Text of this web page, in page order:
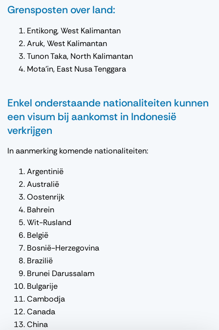
Grensposten over land:
Entikong, West Kalimantan
Aruk, West Kalimantan
Tunon Taka, North Kalimantan
Mota’in, East Nusa Tenggara
Enkel onderstaande nationaliteiten kunnen
een visum bij aankomst in Indonesië
verkrijgen
In aanmerking komende nationaliteiten:
Argentinië
Australië
Oostenrijk
Bahrein
Wit-Rusland
België
Bosnië-Herzegovina
Brazilië
Brunei Darussalam
Bulgarije
Cambodja
Canada
China